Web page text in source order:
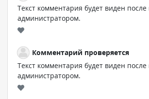
Текст комментария будет виден
администратором.
Комментарий проверяется
Текст комментария будет виден
администратором.